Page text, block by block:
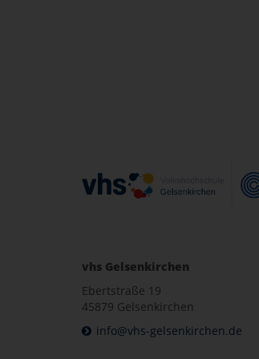
vhs Gelsenkirchen
Ebertstraße 19
45879 Gelsenkirchen
info@vhs-gelsenkirchen.de